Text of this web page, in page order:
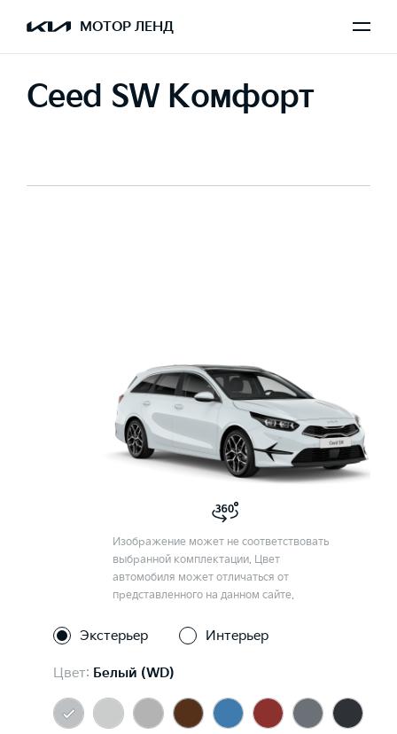
МОТОР ЛЕНД
Ceed SW Комфорт
Изображение может не соответствовать
выбранной комплектации. Цвет
автомобиля может отличаться от
представленного на данном сайте.
Экстерьер Интерьер
Цвет: Белый (WD)